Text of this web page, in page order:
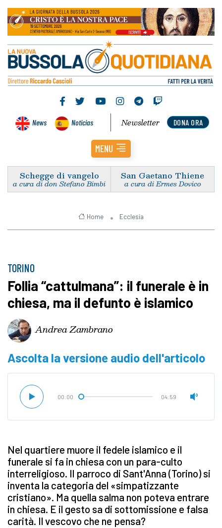
News Noticias DONA ORA
Newsletter
MENU
Schegge di vangelo
a cura di don Stefano Bimbi
San Gaetano Thiene
a cura di Ermes Dovico
Home Ecclesia
TORINO
Follia “cattulmana”: il funerale è in
chiesa, ma il defunto è islamico
Andrea Zambrano
Ascolta la versione audio dell'articolo
00:00 04:59
Nel quartiere muore il fedele islamico e il
funerale si fa in chiesa con un para-culto
interreligioso. Il parroco di Sant'Anna (Torino) si
inventa la categoria del «simpatizzante
cristiano». Ma quella salma non poteva entrare
in chiesa. E il gesto sa di sottomissione e falsa
carità. Il vescovo che ne pensa?